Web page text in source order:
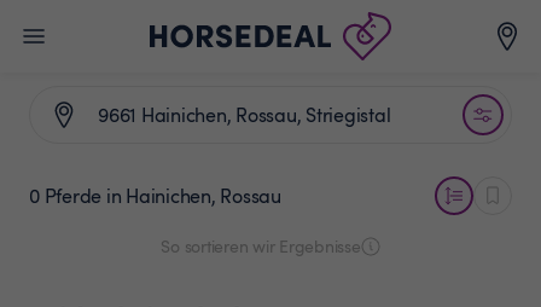
0 Pferde in Hainichen, Rossau
So sortieren wir Ergebnisse